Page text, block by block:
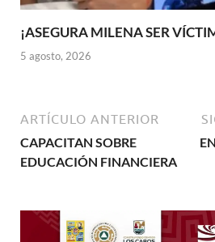
¡ASEGURA MILENA SER
5 agosto, 2026
ARTÍCULO ANTERIOR
CAPACITAN SOBRE
EDUCACIÓN FINANCIERA